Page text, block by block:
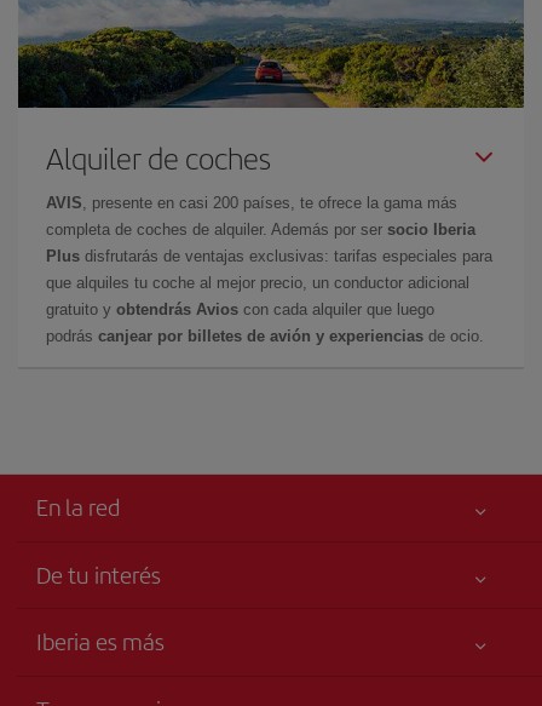
Alquiler de coches
AVIS , presente en casi 200 países, te ofrece la gama más
completa de coches de alquiler. Además por ser socio Iberia
Plus disfrutarás de ventajas exclusivas: tarifas especiales para
que alquiles tu coche al mejor precio, un conductor adicional
gratuito y obtendrás Avios con cada alquiler que luego
podrás canjear por billetes de avión y experiencias de ocio.
En la red
De tu interés
Accesibilidad
Iberia es más